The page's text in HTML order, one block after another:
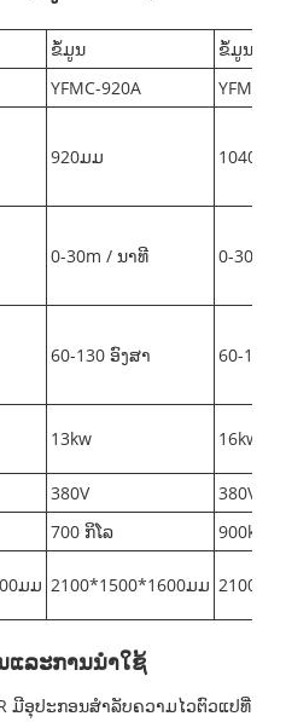
ຂໍ້ມູນ
ຂໍ້ມູນ
YFMC-920A
YFMC-
920ມມ
0-30m / ນາທີ 0-30m /
60-130 ອົງສາ 60-130
13kw 16kw
380V
380V
700 ກິ​ໂລ
900kg
ມມ 2100*1500*1600ມມ
ລະ​ການ​ນໍາ​ໃຊ້​
ມີອຸປະກອນສໍາລັບຄວາມໄວຕົວແປທີ່